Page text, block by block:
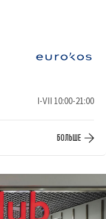
I-VII 10:00-21:00
БОЛЬШЕ